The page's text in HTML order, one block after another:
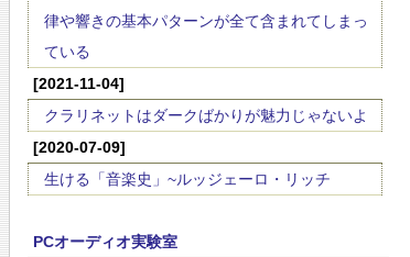
律や響きの基本パターンが全て含まれてしまっ
ている
[2021-11-04]
クラリネットはダークばかりが魅力じゃないよ
[2020-07-09]
生ける「音楽史」~ルッジェーロ・リッチ
PCオーディオ実験室